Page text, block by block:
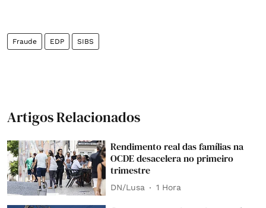
Fraude EDP SIBS
Artigos Relacionados
Rendimento real das famílias na
OCDE desacelera no primeiro
trimestre
DN/Lusa 1 Hora